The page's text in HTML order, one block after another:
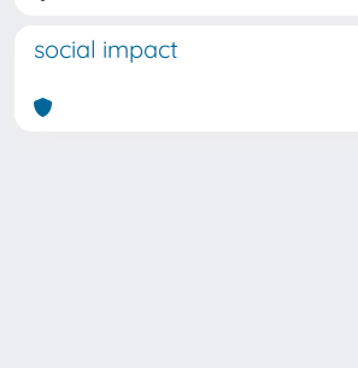
social impact